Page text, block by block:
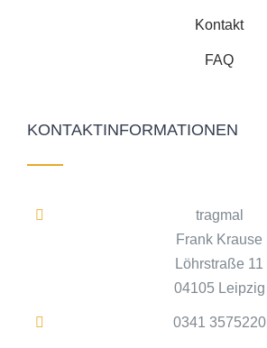
Kontakt
FAQ
KONTAKTINFORMATIONEN
tragmal
Frank Krause
Löhrstraße 11
04105 Leipzig
0341 3575220